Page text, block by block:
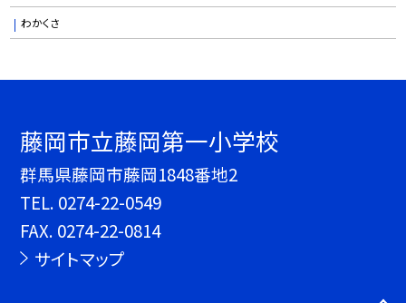
わかくさ
藤岡市立藤岡第一小学校
群馬県藤岡市藤岡1848番地2
TEL. 0274-22-0549
FAX. 0274-22-0814
サイトマップ